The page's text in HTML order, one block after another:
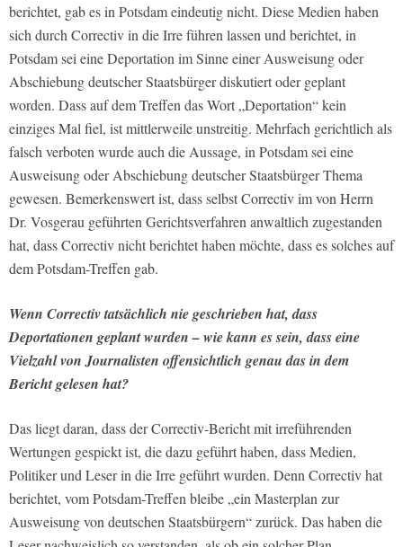
berichtet, gab es in Potsdam eindeutig nicht. Diese Medien haben
sich durch Correctiv in die Irre führen lassen und berichtet, in
Potsdam sei eine Deportation im Sinne einer Ausweisung oder
Abschiebung deutscher Staatsbürger diskutiert oder geplant
worden. Dass auf dem Treffen das Wort „Deportation“ kein
einziges Mal fiel, ist mittlerweile unstreitig. Mehrfach gerichtlich als
falsch verboten wurde auch die Aussage, in Potsdam sei eine
Ausweisung oder Abschiebung deutscher Staatsbürger Thema
gewesen. Bemerkenswert ist, dass selbst Correctiv im von Herrn
Dr. Vosgerau geführten Gerichtsverfahren anwaltlich zugestanden
hat, dass Correctiv nicht berichtet haben möchte, dass es solches auf
dem Potsdam-Treffen gab.
Wenn Correctiv tatsächlich nie geschrieben hat, dass
Deportationen geplant wurden – wie kann es sein, dass eine
Vielzahl von Journalisten offensichtlich genau das in dem
Bericht gelesen hat?
Das liegt daran, dass der Correctiv-Bericht mit irreführenden
Wertungen gespickt ist, die dazu geführt haben, dass Medien,
Politiker und Leser in die Irre geführt wurden. Denn Correctiv hat
berichtet, vom Potsdam-Treffen bleibe „ein Masterplan zur
Ausweisung von deutschen Staatsbürgern“ zurück. Das haben die